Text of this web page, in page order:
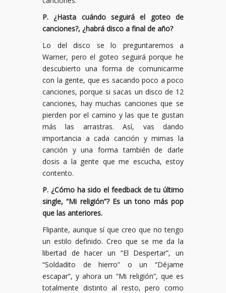
P. ¿Hasta cuándo seguirá el goteo de
canciones?, ¿habrá disco a final de año?
Lo del disco se lo preguntaremos a
Warner, pero el goteo seguirá porque he
descubierto una forma de comunicarme
con la gente, que es sacando poco a poco
canciones, porque si sacas un disco de 12
canciones, hay muchas canciones que se
pierden por el camino y las que te gustan
más las arrastras. Así, vas dando
importancia a cada canción y mimas la
canción y una forma también de darle
dosis a la gente que me escucha, estoy
contento.
P. ¿Cómo ha sido el feedback de tu último
single, “Mi religión”? Es un tono más pop
que las anteriores.
Flipante, aunque sí que creo que no tengo
un estilo definido. Creo que se me da la
libertad de hacer un “El Despertar”, un
“Soldadito de hierro” o un “Déjame
escapar”, y ahora un “Mi religión”, que es
totalmente distinto al resto, pero como